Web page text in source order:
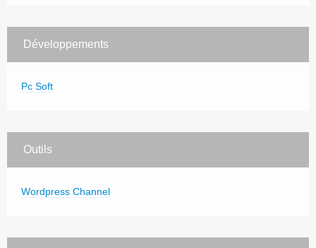
Développements
Pc Soft
Outils
Wordpress Channel